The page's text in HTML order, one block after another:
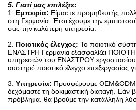
5. Γιατί μας επιλέξτε:
1. Εμπειρία: Είμαστε προμηθευτής
στη Γερμανία. Έτσι έχουμε την
σας την καλύτερη υπηρεσία.
2. Ποιοτικός έλεγχος: Το ποιοτικό
ΕΝΑΣΤΡΗ Γερμανία εξασφαλίζει
υπηρεσιών του ΕΝΑΣΤΡΟΥ εργοστασίου
αυστηρό ποιοτικό έλεγχο επεξεργασίας
3. Υπηρεσία: Προσφέρουμε
δεχόμαστε τη δοκιμαστική διαταγή. Εάν
πρόβλημα. θα βρούμε την κατάλληλη